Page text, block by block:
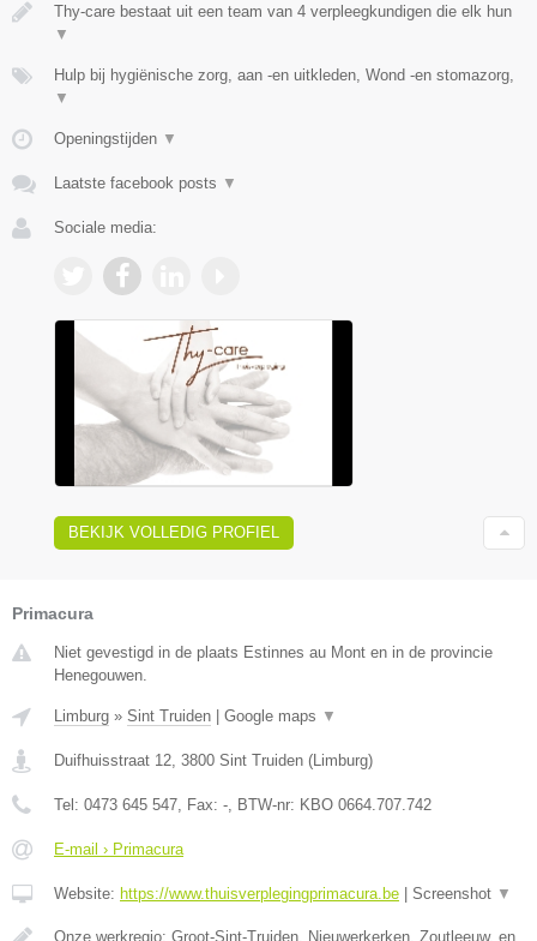
Thy-care bestaat uit een team van 4 verpleegkundigen die elk hun
▼
Hulp bij hygiënische zorg, aan -en uitkleden, Wond -en stomazorg,
▼
Openingstijden ▼
Laatste facebook posts ▼
Sociale media:
BEKIJK VOLLEDIG PROFIEL
Primacura
Niet gevestigd in de plaats Estinnes au Mont en in de provincie
Henegouwen.
Limburg » Sint Truiden Google maps ▼
Duifhuisstraat 12, 3800 Sint Truiden (Limburg)
Tel: 0473 645 547, Fax: -, BTW-nr: KBO 0664.707.742
E-mail › Primacura
Website: https://www.thuisverplegingprimacura.be Screenshot ▼
Onze werkregio: Groot-Sint-Truiden, Nieuwerkerken, Zoutleeuw, en